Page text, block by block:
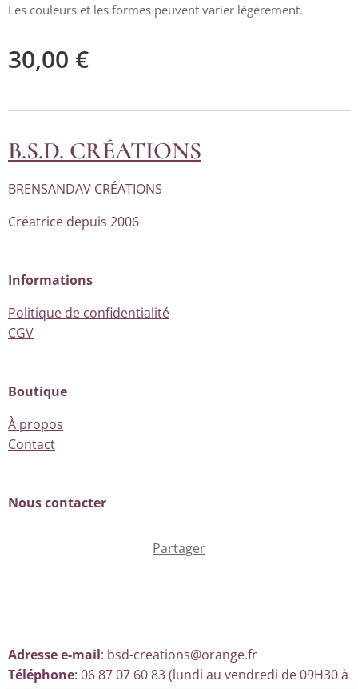
Les couleurs et les formes peuvent varier légèrement.
30,00 €
B.S.D. CRÉATIONS
BRENSANDAV CRÉATIONS
Créatrice depuis 2006
Informations
Politique de confidentialité
CGV
Boutique
À propos
Contact
Nous contacter
Partager
Adresse e-mail: bsd-creations@orange.fr
Téléphone: 06 87 07 60 83 (lundi au vendredi de 09H30 à